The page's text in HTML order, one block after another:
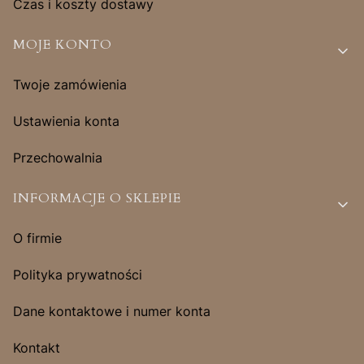
Czas i koszty dostawy
MOJE KONTO
Twoje zamówienia
Ustawienia konta
Przechowalnia
INFORMACJE O SKLEPIE
O firmie
Polityka prywatności
Dane kontaktowe i numer konta
Kontakt